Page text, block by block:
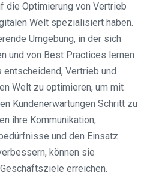
die Optimierung von Vertrieb
Welt spezialisiert haben.
Umgebung, in der sich
und von Best Practices lernen
Vertrieb und
Welt zu optimieren, um mit
Kundenerwartungen Schritt zu
ihre Kommunikation,
und den Einsatz
können sie
erreichen.